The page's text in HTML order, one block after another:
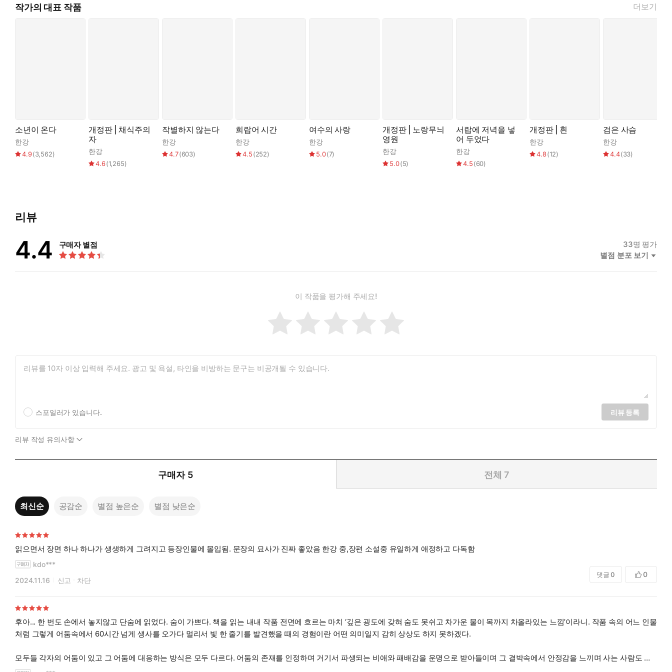
작가의 대표 작품 더보기
소년이 온다
한강
4.9(3,562)
개정판 | 채식주의
자
한강
4.6(1,265)
작별하지 않는다
한강
4.7(603)
희랍어 시간
한강
4.5(252)
여수의 사랑
한강
5.0(7)
개정판 | 노랑무늬
영원
한강
5.0(5)
서랍에 저녁을 넣
어 두었다
한강
4.5(60)
개정판 | 흰
한강
4.8(12)
검은 사슴
한강
4.4(33)
리뷰
4.4 구매자 별점 33명 평가
별점 분포 보기
이 작품을 평가해 주세요!
스포일러가 있습니다. 리뷰 등록
리뷰 작성 유의사항
구매자 5 전체 7
최신순 공감순 별점 높은순 별점 낮은순
읽으면서 장면 하나 하나가 생생하게 그려지고 등장인물에 몰입됨. 문장의 묘사가 진짜 좋았음 한강 중,장편 소설중 유일하게 애정하고 다독함
kdo***
2024.11.16
신고 차단
댓글 0 0
후아... 한 번도 손에서 놓지않고 단숨에 읽었다. 숨이 가쁘다. 책을 읽는 내내 작품 전면에 흐르는 마치 ‘깊은 굉도에 갖혀 숨도 못쉬고 차가운 물이 목까지 차올라있는 느낌’이라니. 작품 속의 어느 인물
처럼 그렇게 어둠속에서 60시간 넘게 생사를 오가다 멀리서 빛 한 줄기를 발견했을 때의 경험이란 어떤 의미일지 감히 상상도 하지 못하겠다.
모두들 각자의 어둠이 있고 그 어둠에 대응하는 방식은 모두 다르다. 어둠의 존재를 인정하며 거기서 파생되는 비애와 패배감을 운명으로 받아들이며 그 결박속에서 안정감을 느끼며 사는 사람도 있
고, 끝내 어둠을 물리치려 발버둥치다 산산이 부서지는 사람도 있다. 또는 어둠을 싫어하지만 저항보다는 그저 침묵하며, 침묵을 빛이라 착각하며 그저 이리저리 부유하듯 아무렇게나 살아버리는 사